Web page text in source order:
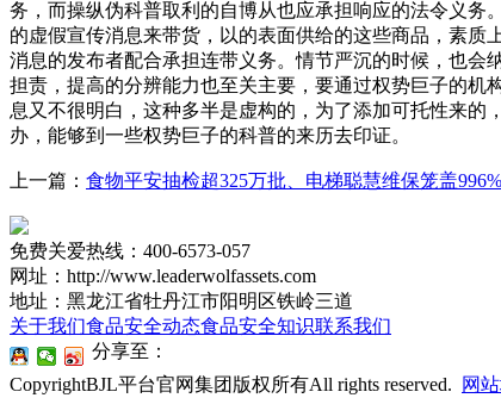
务，而操纵伪科普取利的自博从也应承担响应的法令义务
的虚假宣传消息来带货，以的表面供给的这些商品，素
消息的发布者配合承担连带义务。情节严沉的时候，也会
担责，提高的分辨能力也至关主要，要通过权势巨子的
息又不很明白，这种多半是虚构的，为了添加可托性来
办，能够到一些权势巨子的科普的来历去印证。
上一篇： 食物平安抽检超325万批、电梯聪慧维保笼盖996%
免费关爱热线：400-6573-057
网址：http://www.leaderwolfassets.com
地址：黑龙江省牡丹江市阳明区铁岭三道
关于我们食品安全动态食品安全知识联系我们
分享至：
CopyrightBJL平台官网集团版权所有All rights reserved.
网